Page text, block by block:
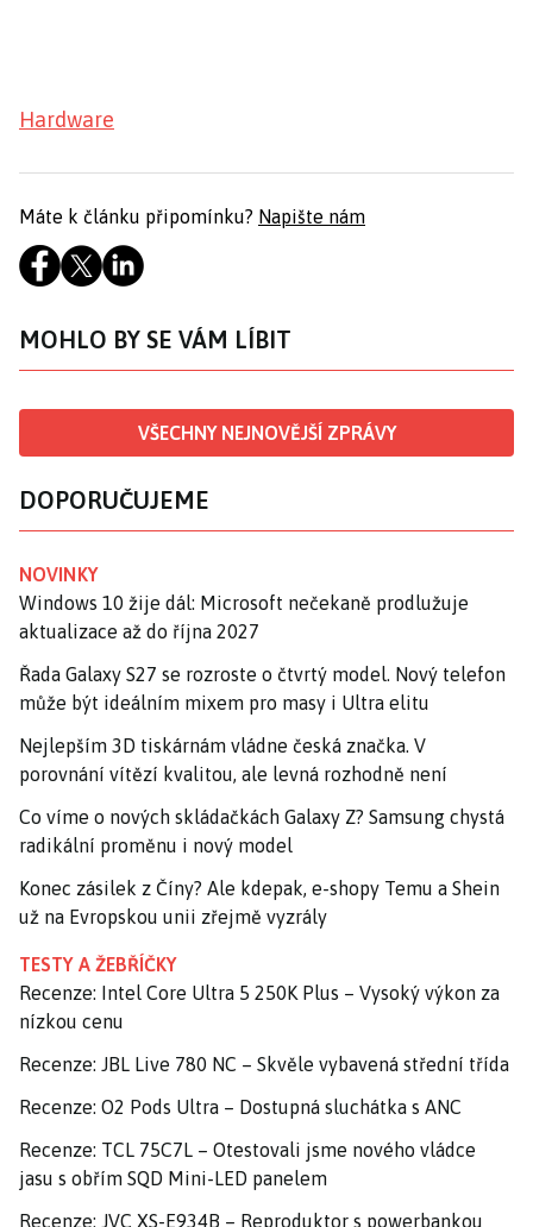
Hardware
Máte k článku připomínku? Napište nám
MOHLO BY SE VÁM LÍBIT
VŠECHNY NEJNOVĚJŠÍ ZPRÁVY
DOPORUČUJEME
NOVINKY
Windows 10 žije dál: Microsoft nečekaně prodlužuje
aktualizace až do října 2027
Řada Galaxy S27 se rozroste o čtvrtý model. Nový telefon
může být ideálním mixem pro masy i Ultra elitu
Nejlepším 3D tiskárnám vládne česká značka. V
porovnání vítězí kvalitou, ale levná rozhodně není
Co víme o nových skládačkách Galaxy Z? Samsung chystá
radikální proměnu i nový model
Konec zásilek z Číny? Ale kdepak, e-shopy Temu a Shein
už na Evropskou unii zřejmě vyzrály
TESTY A ŽEBŘÍČKY
Recenze: Intel Core Ultra 5 250K Plus – Vysoký výkon za
nízkou cenu
Recenze: JBL Live 780 NC – Skvěle vybavená střední třída
Recenze: O2 Pods Ultra – Dostupná sluchátka s ANC
Recenze: TCL 75C7L – Otestovali jsme nového vládce
jasu s obřím SQD Mini-LED panelem
Recenze: JVC XS-E934B – Reproduktor s powerbankou